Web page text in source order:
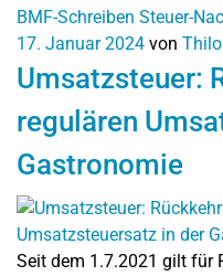
BMF-Schreiben Steuer-
17. Januar 2024 von
Umsatzsteuer:
regulären
Gastronomie
Seit dem 1.7.2021 gilt für